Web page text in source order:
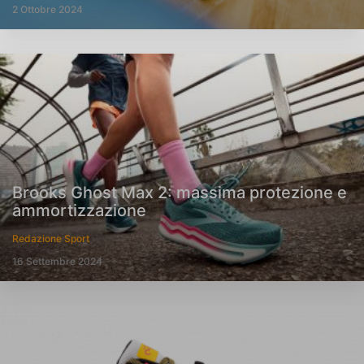
2 Ottobre 2024
Brooks Ghost Max 2: massima protezione e
ammortizzazione
Redazione Sport
16 Settembre 2024